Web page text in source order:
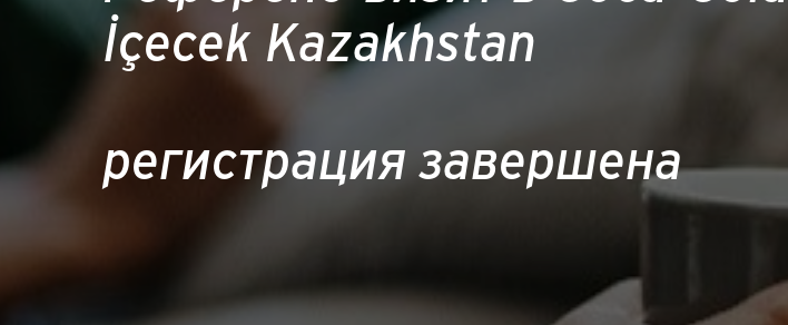
İçecek Kazakhstan
регистрация завершена